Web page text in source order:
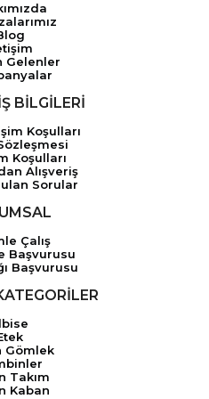
Gelenler
BİLGİLERİ
Koşulları
Koşulları
Alışveriş
Sorular
Çalış
Başvurusu
Başvurusu
Gömlek
Takım
Kaban